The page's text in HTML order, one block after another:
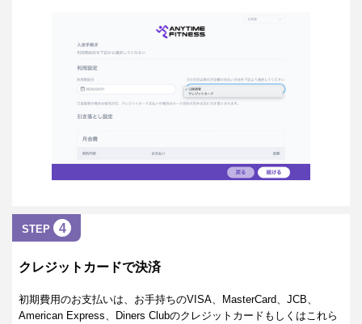
STEP 4
クレジットカードで決済
初期費用のお支払いは、お手持ちのVISA、MasterCard、JCB、
American Express、Diners Clubのクレジットカードもしくはこれら